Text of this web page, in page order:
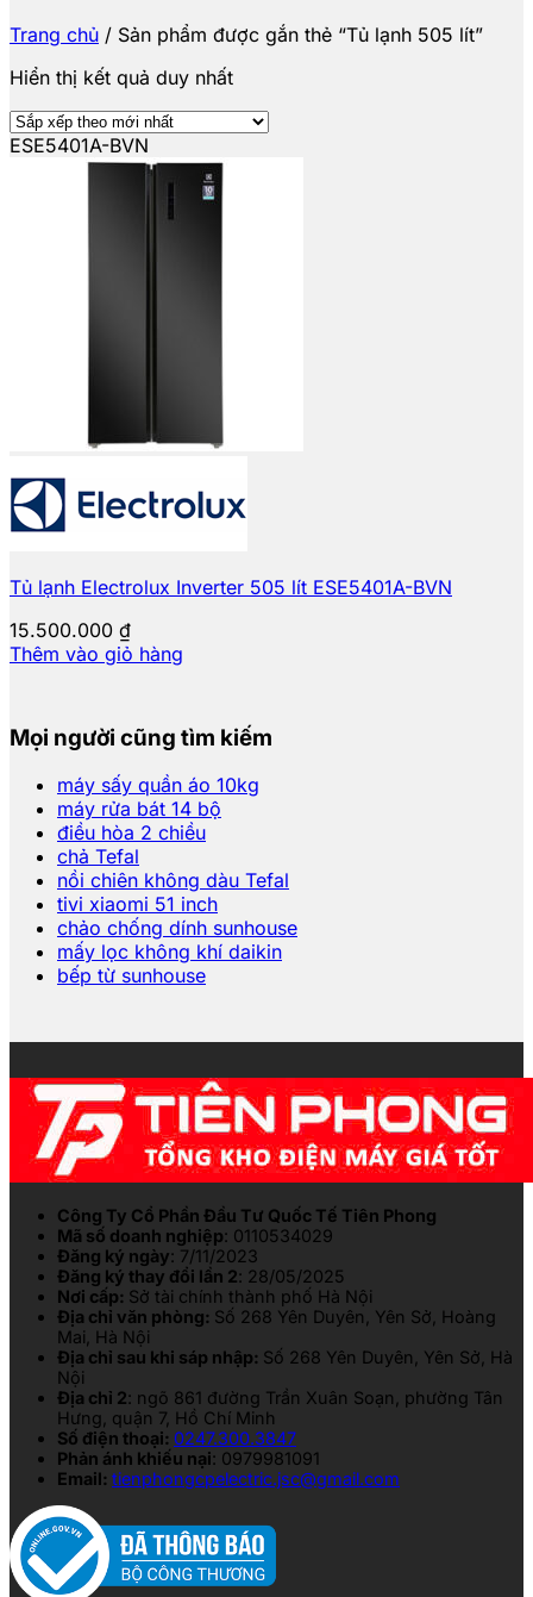
Trang chủ / Sản phẩm được gắn thẻ “Tủ lạnh 505 lít”
Hiển thị kết quả duy nhất
ESE5401A-BVN
Tủ lạnh Electrolux Inverter 505 lít ESE5401A-BVN
15.500.000 ₫
Thêm vào giỏ hàng
Mọi người cũng tìm kiếm
máy sấy quần áo 10kg
máy rửa bát 14 bộ
điều hòa 2 chiều
chả Tefal
nồi chiên không dàu Tefal
tivi xiaomi 51 inch
chảo chống dính sunhouse
mấy lọc không khí daikin
bếp từ sunhouse
Công Ty Cổ Phần Đầu Tư Quốc Tế Tiên Phong
Mã số doanh nghiệp: 0110534029
Đăng ký ngày: 7/11/2023
Đăng ký thay đổi lần 2: 28/05/2025
Nơi cấp: Sở tài chính thành phố Hà Nội
Địa chỉ văn phòng: Số 268 Yên Duyên, Yên Sở, Hoàng
Mai, Hà Nội
Địa chỉ sau khi sáp nhập: Số 268 Yên Duyên, Yên Sở, Hà
Nội
Địa chỉ 2: ngõ 861 đường Trần Xuân Soạn, phường Tân
Hưng, quận 7, Hồ Chí Minh
Số điện thoại: 0247.300.3847
Phản ánh khiếu nại: 0979981091
Email: tienphongcpelectric.jsc@gmail.com